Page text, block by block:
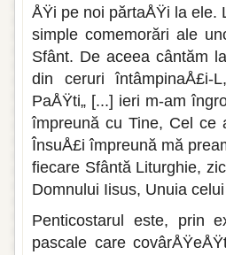
ÅŸi pe noi părtaÅŸi la ele.
simple comemorări ale
Sfânt. De aceea cântăm
din ceruri întâmpinaÅ£i-
PaÅŸti„ [...] ieri m-am
împreună cu Tine, Cel ce
ÎnsuÅ£i împreună mă
fiecare Sfântă Liturghie,
Domnului Iisus, Unuia
Penticostarul este, prin
pascale care